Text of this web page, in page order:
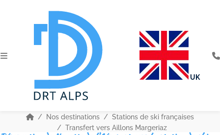
UK
Nos destinations
Stations de ski françaises
Transfert vers Aillons Margeriaz